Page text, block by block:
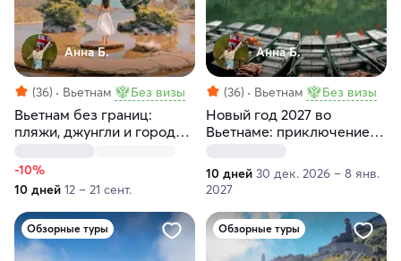
Анна Б.
(36) Вьетнам Без визы
Вьетнам без границ:
пляжи, джунгли и города.
впечатлений
-10%
10 дней 12 – 21 сент.
Анна Б.
(36) Вьетнам Без визы
Новый год 2027 во
Вьетнаме: приключение
настоящие эмоции
10 дней 30 дек. 2026 – 8 янв.
2027
Обзорные туры Обзорные туры